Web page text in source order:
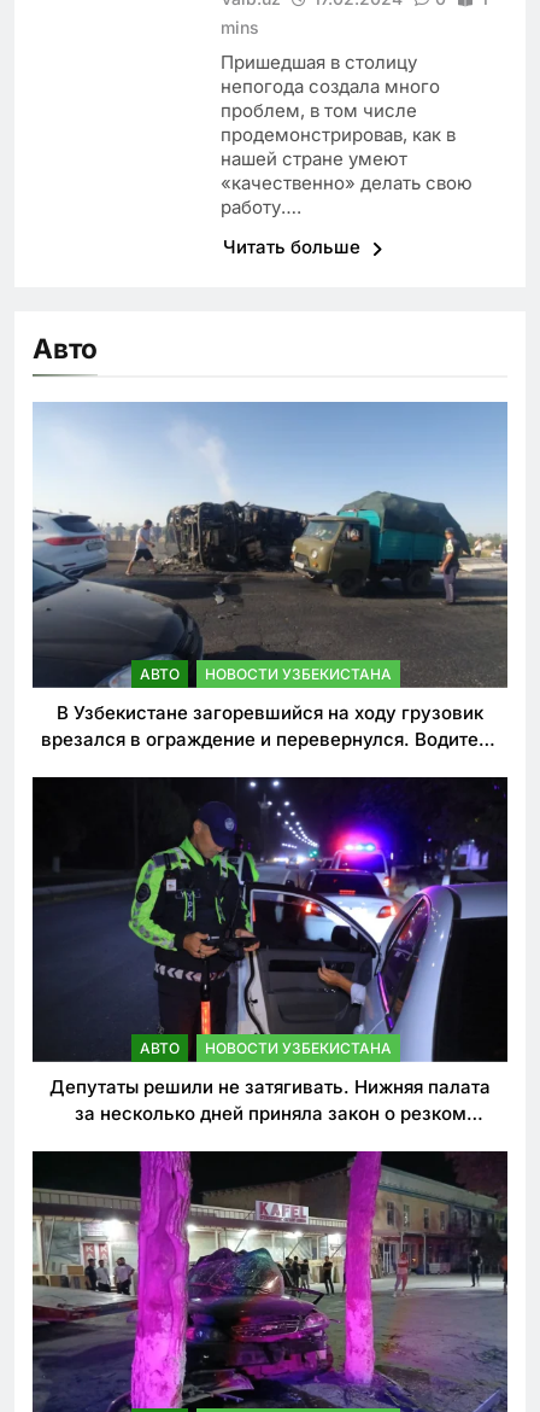
mins
Пришедшая в столицу
непогода создала много
проблем, в том числе
продемонстрировав, как в
нашей стране умеют
«качественно» делать свою
работу….
Читать больше
Авто
АВТО НОВОСТИ УЗБЕКИСТАНА
В Узбекистане загоревшийся на ходу грузовик
врезался в ограждение и перевернулся. Водитель
АВТО НОВОСТИ УЗБЕКИСТАНА
Депутаты решили не затягивать. Нижняя палата
за несколько дней приняла закон о резком